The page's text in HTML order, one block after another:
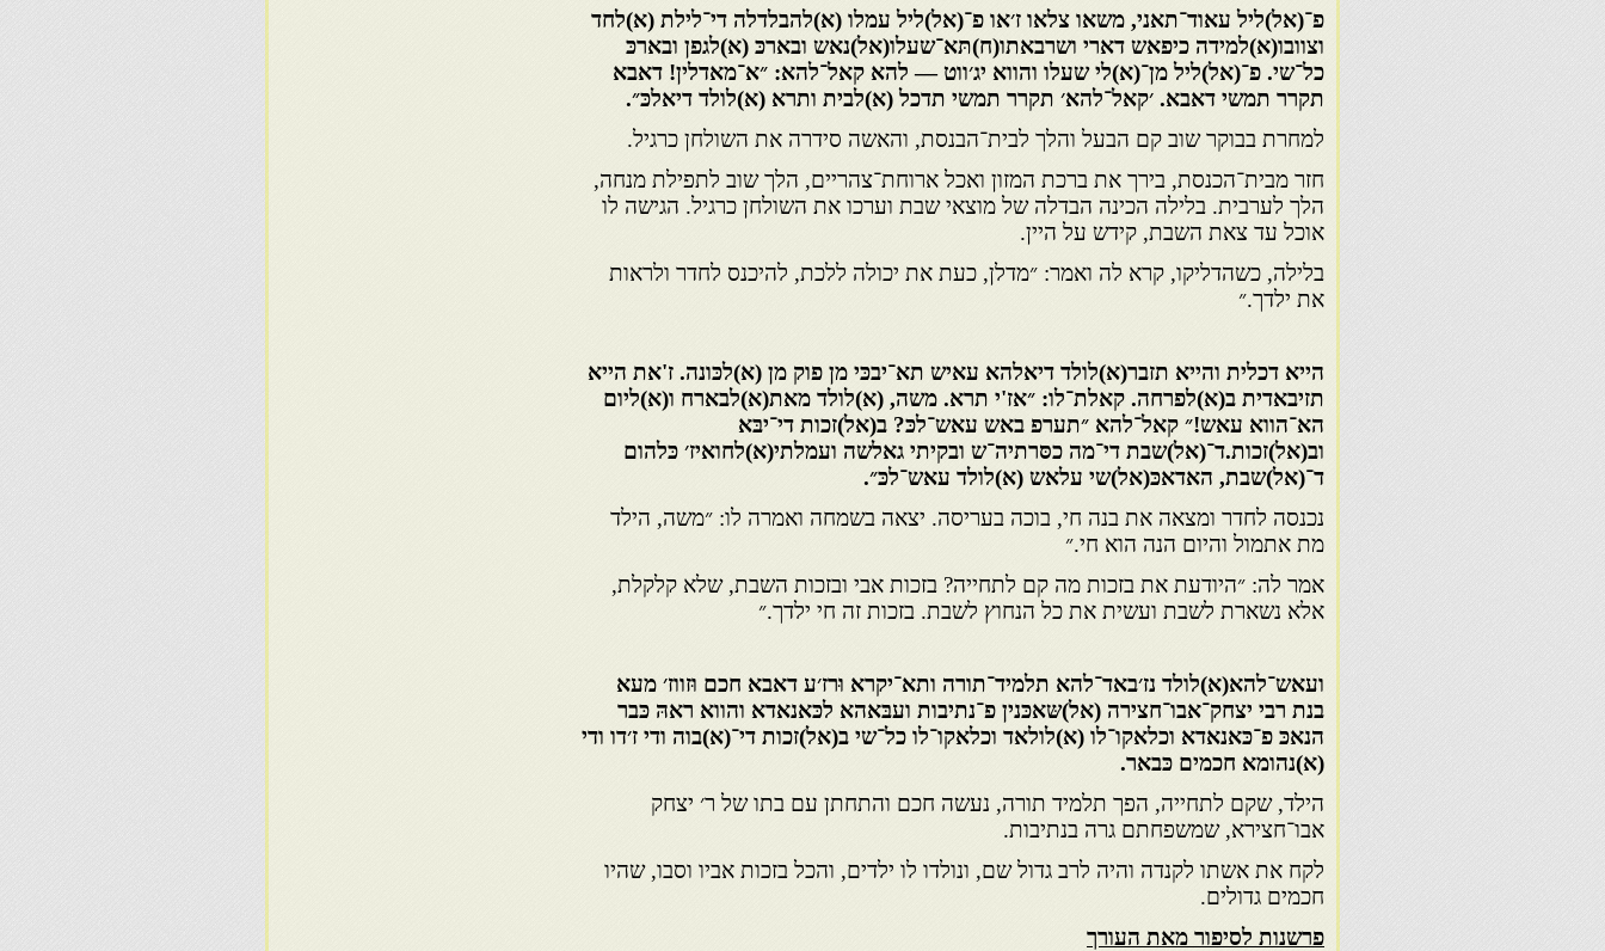
פ־(אל)ליל עאוד־תאני, משאו צלאו ז׳או פ־(אל)ליל עמלו (א)להבלדלה די־לילת (א)לחד
וצוובו(א)למידה כיפאש דארי ושרבאתו(ח)תּא־שעלו(אל)נאש ובארכּ (א)לגפן ובארכּ
כל־שי. פ־(אל)ליל מן־(א)לי שעלו והווא יג׳ווט — להא קאל־להא: ״א־מאדלין! דאבא
תקרר תמשי דאבא. ׳קאל־להא׳ תקרר תמשי תדכל (א)לבית ותרא (א)לולד דיאלכּ״.
למחרת בבוקר שוב קם הבעל והלך לבית־הבנסת, והאשה סידרה את השולחן כרגיל.
חזר מבית־הכנסת, בירך את ברכת המזון ואכל ארוחת־צהריים, הלך שוב לתפילת מנחה,
הלך לערבית. בלילה הכינה הבדלה של מוצאי שבת וערכו את השולחן כרגיל. הגישה לו
אוכל עד צאת השבת, קידש על היין.
בלילה, כשהדליקו, קרא לה ואמר: ״מדלן, כעת את יכולה ללכת, להיכנס לחדר ולראות
את ילדך.״
הייא דכלית והייא תזבר(א)לולד דיאלהא עאיש תא־יבכּי מן פוק מן (א)לכּונה. ז'את הייא
תזיבאדית ב(א)לפרחה. קאלת־לו: ״אז'י תרא. משה, (א)לולד מאת(א)לבארח ו(א)ליום
הא־הווא עאש!״ קאל־להא ״תערפ באש עאש־לכּ? ב(אל)זכות די־יבּא
וב(אל)זכות.ד־(אל)שבת די־מה כסּרתיה־ש ובקיתי גאלשה ועמלתי(א)לחואיז׳ כּלהום
ד־(אל)שבת, האדאכּ(אל)שי עלאש (א)לולד עאש־לכּ״.
נכנסה לחדר ומצאה את בנה חי, בוכה בעריסה. יצאה בשמחה ואמרה לו: ״משה, הילד
מת אתמול והיום הנה הוא חי.״
אמר לה: ״היודעת את בזכות מה קם לתחייה? בזכות אבי ובזכות השבת, שלא קלקלת,
אלא נשארת לשבת ועשית את כל הנחוץ לשבת. בזכות זה חי ילדך.״
ועאש־להא(א)לולד נז׳באד־להא תלמיד־תורה ותא־יקרא וּרז׳ע דאבא חכם וּזווז׳ מעא
בנת רבי יצחק־אבו־חצירה (אל)שּאכּנין פ־נתיבות ועבּאהא לכּאנאדא והווא ראהּ כּבר
הנאכּ פ־כּאנאדא וכלאקו־לו (א)לולאד וכלאקו־לו כל־שי ב(אל)זכות די־(א)בוה ודי ז׳דו ודי
(א)נהומא חכמים כּבאר.
הילד, שקם לתחייה, הפך תלמיד תורה, נעשה חכם והתחתן עם בתו של ר׳ יצחק
אבו־חצירא, שמשפחתם גרה בנתיבות.
לקח את אשתו לקנדה והיה לרב גדול שם, ונולדו לו ילדים, והכל בזכות אביו וסבו, שהיו
חכמים גדולים.
פרשנות לסיפור מאת העורך